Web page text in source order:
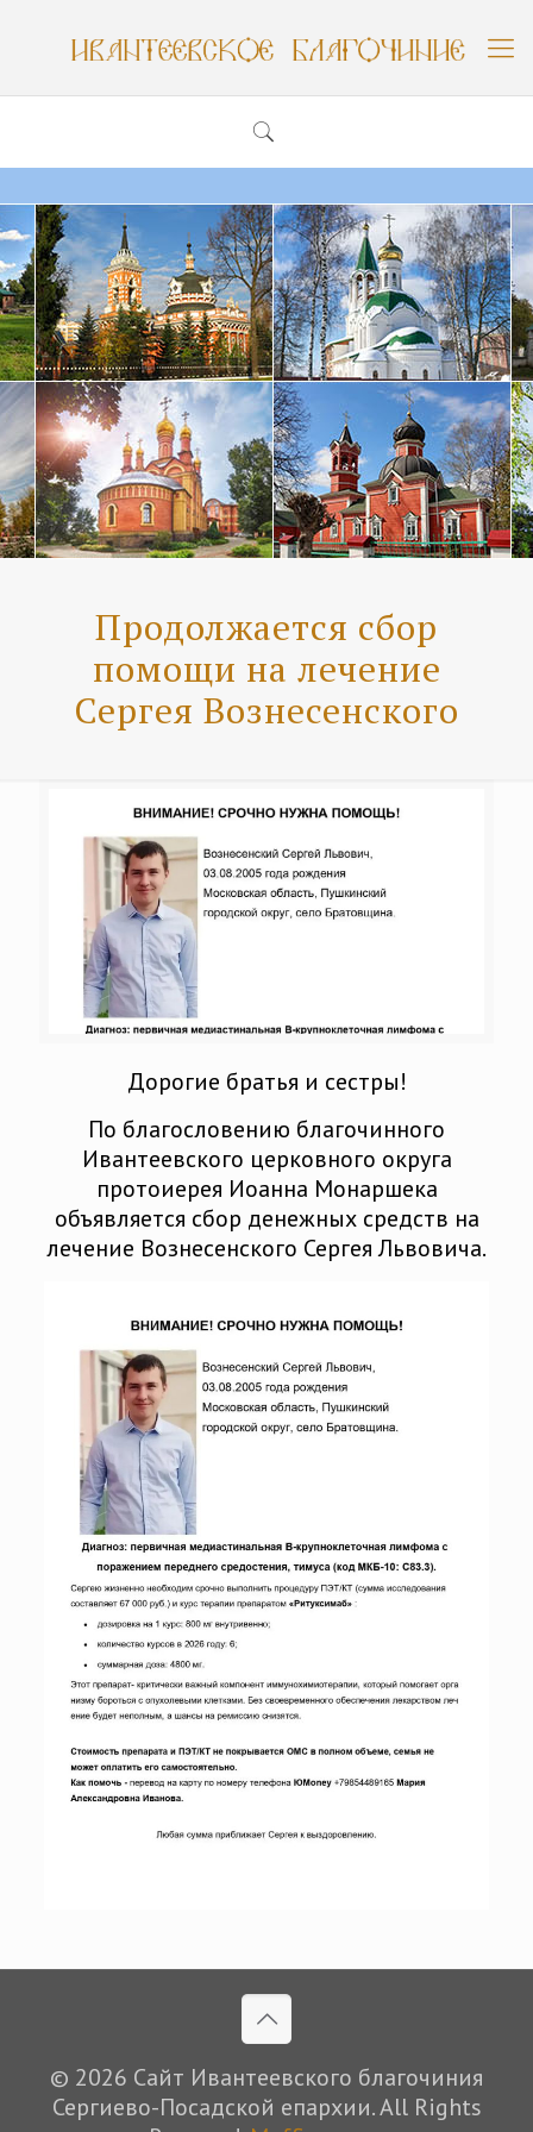
Продолжается сбор
помощи на лечение
Сергея Вознесенского
Дорогие братья и сестры!
По благословению благочинного
Ивантеевского церковного округа
протоиерея Иоанна Монаршека
объявляется сбор денежных средств на
лечение Вознесенского Сергея Львовича.
© 2026 Сайт Ивантеевского благочиния
Сергиево-Посадской епархии. All Rights